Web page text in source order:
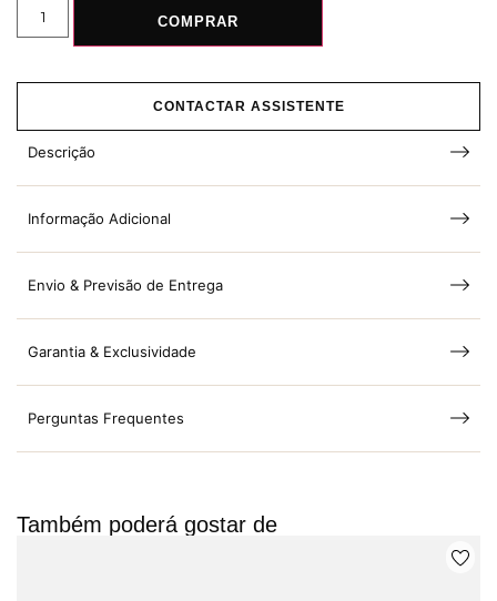
COMPRAR
CONTACTAR ASSISTENTE
Descrição
Informação Adicional
Envio & Previsão de Entrega
Garantia & Exclusividade
Perguntas Frequentes
Também poderá gostar de